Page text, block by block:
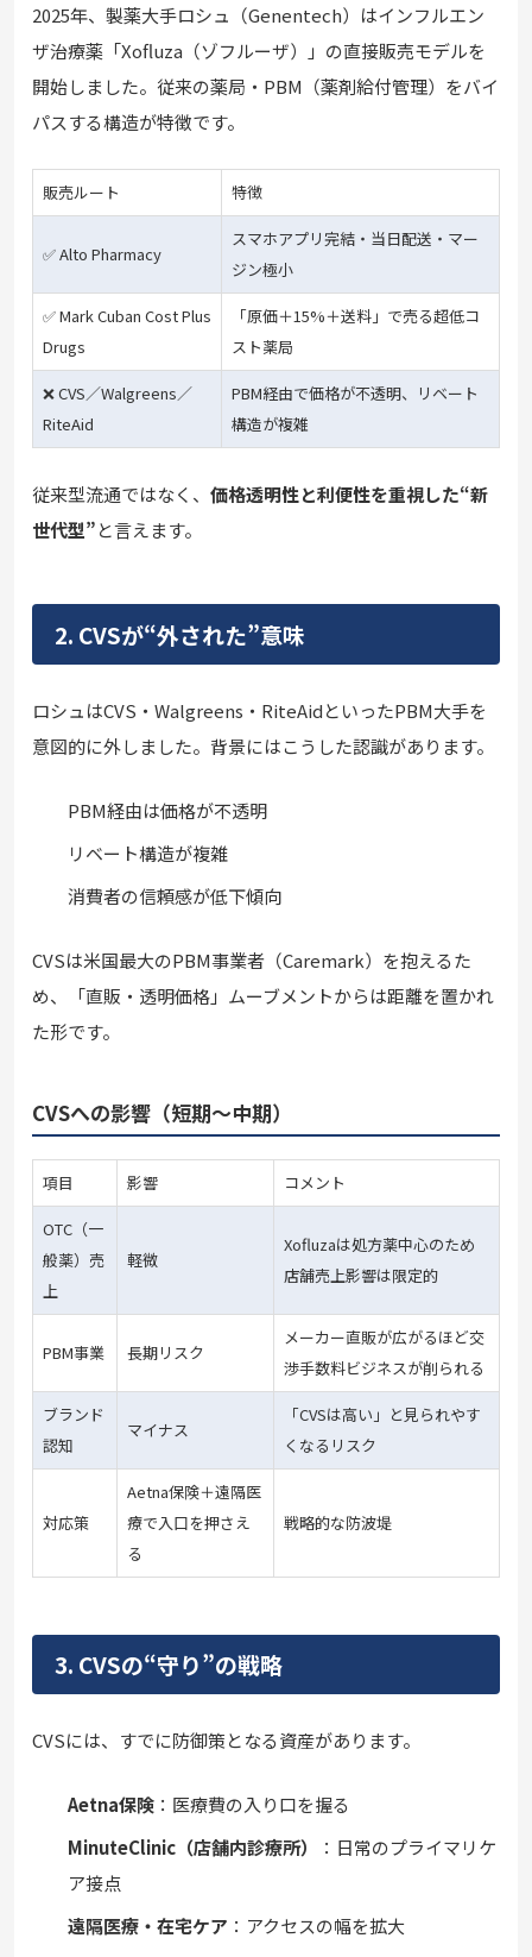
2025年、製薬大手ロシュ（Genentech）はインフルエン
ザ治療薬「Xofluza（ゾフルーザ）」の直接販売モデルを
開始しました。従来の薬局・PBM（薬剤給付管理）をバイ
パスする構造が特徴です。
販売ルート 特徴
✅ Alto Pharmacy
スマホアプリ完結・当日配送・マー
ジン極小
✅ Mark Cuban Cost Plus
Drugs
「原価＋15%＋送料」で売る超低コ
スト薬局
❌ CVS／Walgreens／
RiteAid
PBM経由で価格が不透明、リベート
構造が複雑
従来型流通ではなく、 価格透明性と利便性を重視した“新
世代型”と言えます。
2. CVSが“外された”意味
ロシュはCVS・Walgreens・RiteAidといったPBM大手を
意図的に外しました。背景にはこうした認識があります。
PBM経由は価格が不透明
リベート構造が複雑
消費者の信頼感が低下傾向
CVSは米国最大のPBM事業者（Caremark）を抱えるた
め、「直販・透明価格」ムーブメントからは距離を置かれ
た形です。
CVSへの影響（短期〜中期）
項目 影響 コメント
OTC（一
般薬）売
上
軽微
Xofluzaは処方薬中心のため
店舗売上影響は限定的
PBM事業 長期リスク
メーカー直販が広がるほど交
渉手数料ビジネスが削られる
ブランド
認知
マイナス
「CVSは高い」と見られやす
くなるリスク
対応策
Aetna保険＋遠隔医
療で入口を押さえ
る
戦略的な防波堤
3. CVSの“守り”の戦略
CVSには、すでに防御策となる資産があります。
Aetna保険 ：医療費の入り口を握る
MinuteClinic（店舗内診療所）
：日常のプライマリケ
ア接点
遠隔医療・在宅ケア ：アクセスの幅を拡大